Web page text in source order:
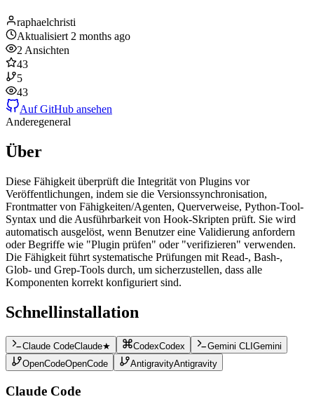
raphaelchristi
Aktualisiert 2 months ago
2 Ansichten
43
5
43
Auf GitHub ansehen
Anderegeneral
Über
Diese Fähigkeit überprüft die Integrität von Plugins vor
Veröffentlichungen, indem sie die Versionssynchronisation,
Frontmatter von Fähigkeiten/Agenten, Querverweise, Python-Tool-
Syntax und die Ausführbarkeit von Hook-Skripten prüft. Sie wird
automatisch ausgelöst, wenn Benutzer eine Validierung anfordern
oder Begriffe wie "Plugin prüfen" oder "verifizieren" verwenden.
Die Fähigkeit führt systematische Prüfungen mit Read-, Bash-,
Glob- und Grep-Tools durch, um sicherzustellen, dass alle
Komponenten korrekt konfiguriert sind.
Schnellinstallation
Claude CodeClaude★ CodexCodex Gemini CLIGemini
OpenCodeOpenCode AntigravityAntigravity
Claude Code